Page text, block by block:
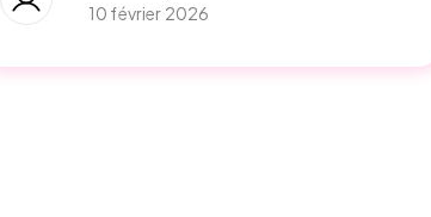
10 février 2026